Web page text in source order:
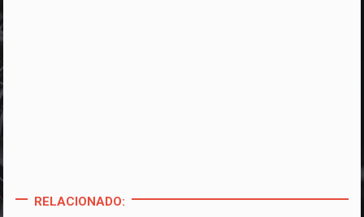
RELACIONADO: